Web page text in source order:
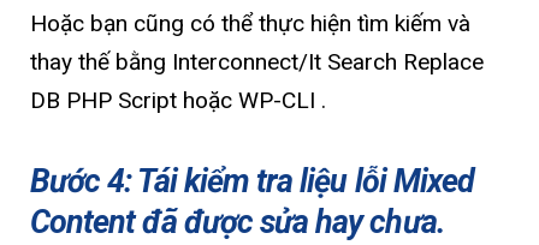
Hoặc bạn cũng có thể thực hiện tìm kiếm và
thay thế bằng Interconnect/It Search Replace
DB PHP Script hoặc WP-CLI .
Bước 4: Tái kiểm tra liệu lỗi Mixed
Content đã được sửa hay chưa.